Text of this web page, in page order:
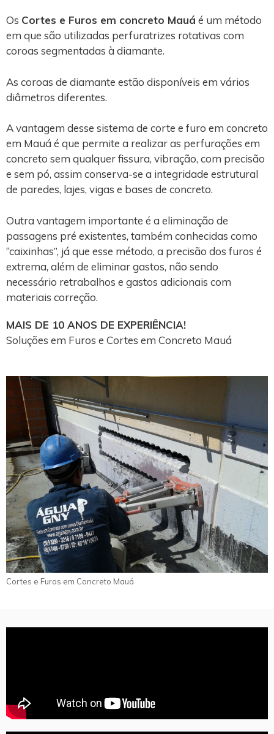
Os Cortes e Furos em concreto Mauá é um método
em que são utilizadas perfuratrizes rotativas com
coroas segmentadas à diamante.
As coroas de diamante estão disponíveis em vários
diâmetros diferentes.
A vantagem desse sistema de corte e furo em concreto
em Mauá é que permite a realizar as perfurações em
concreto sem qualquer fissura, vibração, com precisão
e sem pó, assim conserva-se a integridade estrutural
de paredes, lajes, vigas e bases de concreto.
Outra vantagem importante é a eliminação de
passagens pré existentes, também conhecidas como
“caixinhas”, já que esse método, a precisão dos furos é
extrema, além de eliminar gastos, não sendo
necessário retrabalhos e gastos adicionais com
materiais correção.
MAIS DE 10 ANOS DE EXPERIÊNCIA!
Soluções em Furos e Cortes em Concreto Mauá
Cortes e Furos em Concreto Mauá